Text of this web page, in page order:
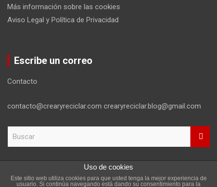
Más información sobre las cookies
Aviso Legal y Política de Privacidad
Escribe un correo
Contacto
contacto@crearyreciclar.com crearyreciclar.blog@gmail.com
c
Copyright ©2026 Aviso Legal y Política de Privacidad
Uso de cookies
Este sitio web utiliza cookies para que usted tenga la mejor experiencia de
usuario. Si continúa navegando está dando su consentimiento para la